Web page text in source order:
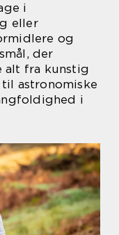
i
eller
og
der
alt fra kunstig
astronomiske
i